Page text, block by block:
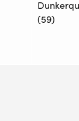
(59)